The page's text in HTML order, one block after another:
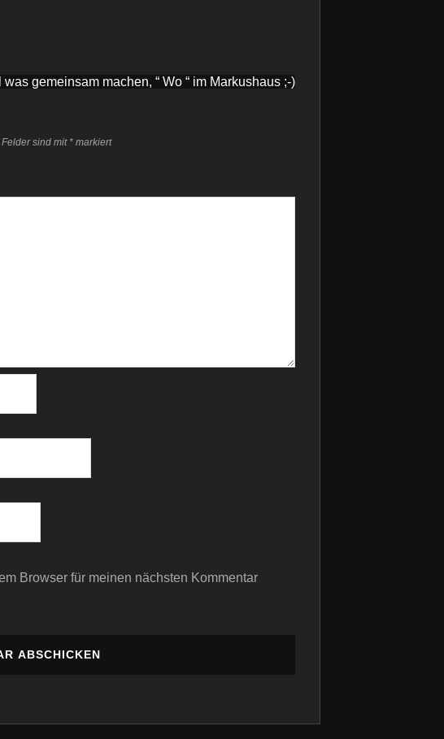
was gemeinsam machen, “ Wo “ im Markushaus ;-)
sind mit * markiert
Browser für meinen nächsten Kommentar